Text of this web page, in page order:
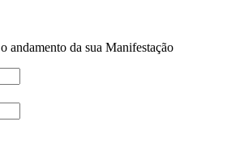
andamento da sua Manifestação